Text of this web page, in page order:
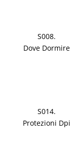
S008.
Dove Dormire
S014.
Protezioni Dpi